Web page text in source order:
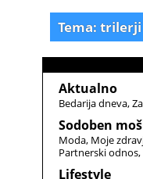
Tema: trilerji
Aktualno
Bedarija dneva
Sodoben
Moda Moje
Partnerski odnos
Lifestyle